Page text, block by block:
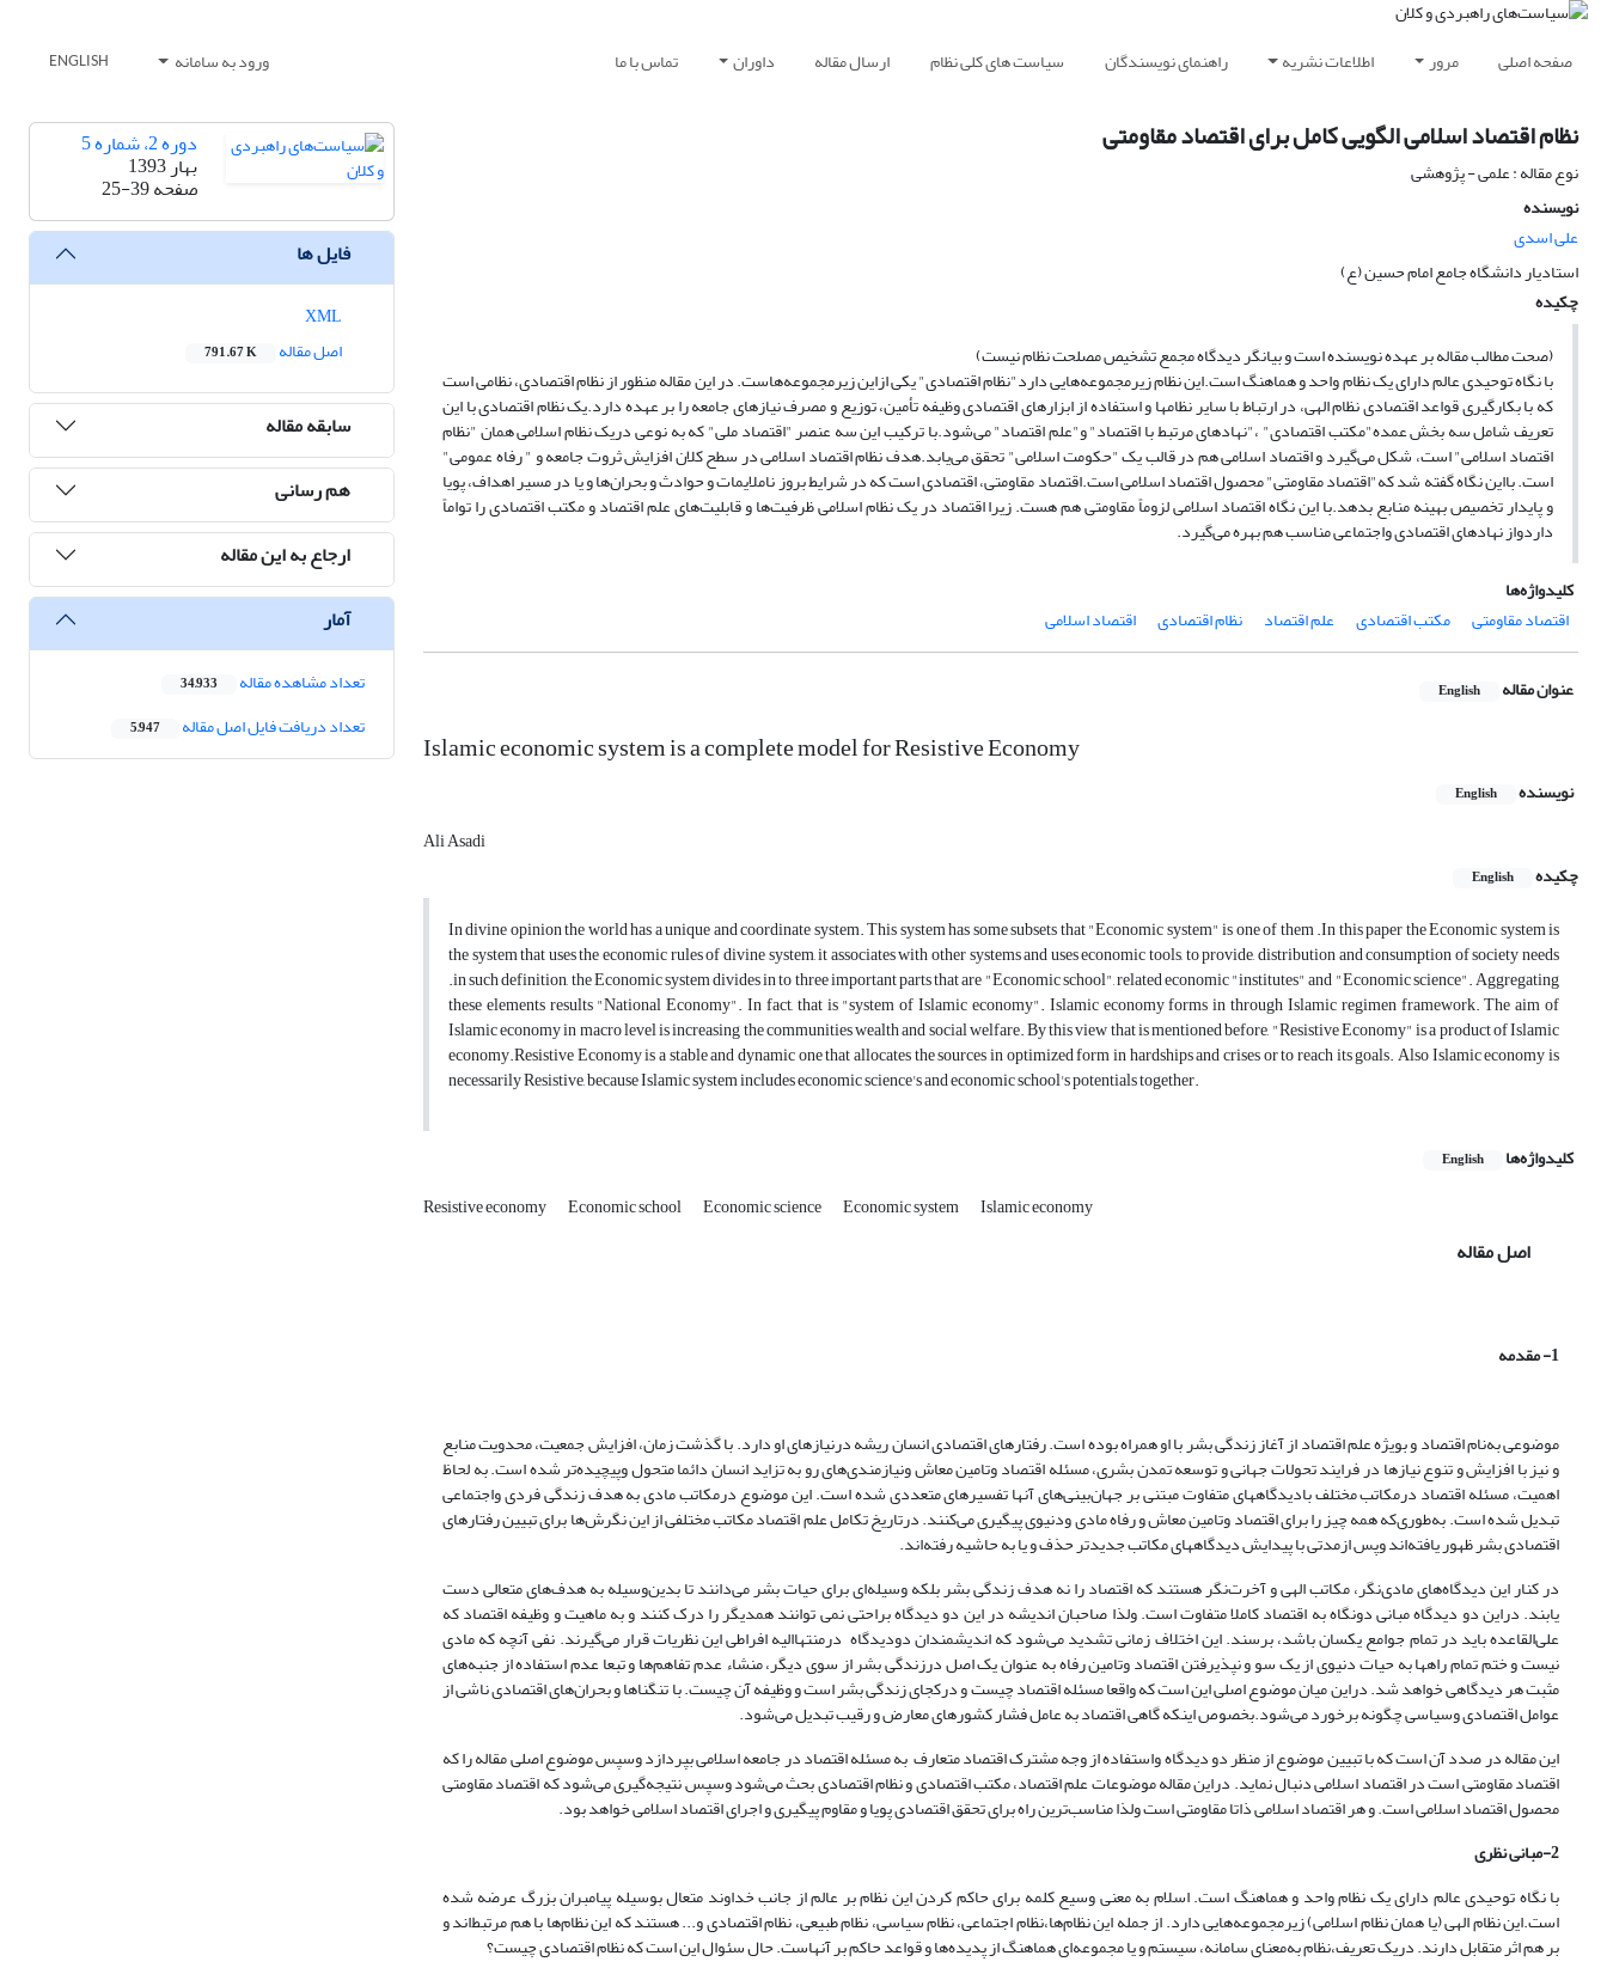
صفحه اصلی مرور اطلاعات نشریه راهنمای نویسندگان سیاست های کلی نظام ارسال مقاله داوران تماس با ما ورود به سامانه ENGLISH
نظام اقتصاد اسلامی الگویی کامل برای اقتصاد مقاومتی
نوع مقاله : علمی - پژوهشی
نویسنده
علی اسدی
استادیار دانشگاه جامع امام حسین (ع)
چکیده
(صحت مطالب مقاله بر عهده نویسنده است و بیانگر دیدگاه مجمع تشخیص مصلحت نظام نیست)
با نگاه توحیدی عالم دارای یک نظام واحد و هماهنگ است.این نظام زیرمجموعه‌هایی دارد"نظام اقتصادی" یکی ازاین‌ زیرمجموعه‌هاست. در این مقاله منظور از نظام اقتصادی، نظامی است
که با بکارگیری قواعد اقتصادی نظام الهی، در ارتباط با سایر نظامها و استفاده از ابزارهای اقتصادی وظیفه تأمین، توزیع و مصرف نیازهای جامعه را بر عهده دارد.یک نظام اقتصادی با این
تعریف شامل سه بخش عمده"مکتب اقتصادی" ،"نهادهای مرتبط با اقتصاد" و"علم اقتصاد" می‌شود.با ترکیب این سه عنصر "اقتصاد ملی" که به نوعی دریک نظام اسلامی همان "نظام
اقتصاد اسلامی" است، شکل می‌گیرد و اقتصاد اسلامی هم در قالب یک "حکومت اسلامی" تحقق می‌یابد.هدف نظام اقتصاد اسلامی در سطح کلان افزایش ثروت جامعه و " رفاه عمومی"
است. بااین نگاه گفته شد که"اقتصاد مقاومتی" محصول اقتصاد اسلامی است.اقتصاد مقاومتی، اقتصادی است که در شرایط بروز ناملایمات و حوادث و بحران‌ها و یا در مسیر اهداف، پویا
و پایدار تخصیص بهینه منابع بدهد.با این نگاه اقتصاد اسلامی لزوماً مقاومتی هم هست. زیرا اقتصاد در یک نظام اسلامی ظرفیت‌ها و قابلیت‌های علم اقتصاد و مکتب اقتصادی را تواماً
داردواز نهادهای اقتصادی واجتماعی مناسب هم بهره می‌گیرد.
کلیدواژه‌ها
اقتصاد مقاومتی
مکتب اقتصادی علم اقتصاد نظام اقتصادی اقتصاد اسلامی
عنوان مقاله English
Islamic economic system is a complete model for Resistive Economy
نویسنده English
Ali Asadi
چکیده
English
In divine opinion the world has a unique and coordinate system. This system has some subsets that "Economic system" is one of them .In this paper the Economic system is
the system that uses the economic rules of divine system, it associates with other systems and uses economic tools, to provide, distribution and consumption of society needs
.in such definition, the Economic system divides in to three important parts that are "Economic school", related economic "institutes" and "Economic science". Aggregating
these elements results "National Economy". In fact, that is "system of Islamic economy". Islamic economy forms in through Islamic regimen framework. The aim of
Islamic economy in macro level is increasing the communities wealth and social welfare. By this view that is mentioned before, "Resistive Economy" is a product of Islamic
economy.Resistive Economy is a stable and dynamic one that allocates the sources in optimized form in hardships and crises or to reach its goals. Also Islamic economy is
necessarily Resistive, because Islamic system includes economic science's and economic school's potentials together.
کلیدواژه‌ها English
Resistive economy Economic school Economic science Economic system Islamic economy
اصل مقاله
1- مقدمه
موضوعی به‌نام اقتصاد و بویژه علم اقتصاد از آغاز زندگی بشر با او همراه بوده است. رفتارهای اقتصادی انسان ریشه درنیازهای او دارد. با گذشت زمان، افزایش جمعیت، محدویت منابع
و نیز با افزایش و تنوع نیازها در فرایند تحولات جهانی و توسعه تمدن بشری، مسئله اقتصاد وتامین معاش ونیازمندی‌‌های رو به تزاید انسان دائما متحول وپیچیده‌تر شده است. به لحاظ
اهمیت، مسئله اقتصاد درمکاتب مختلف بادیدگاههای متفاوت مبتنی بر جهان‌بینی‌های آنها تفسیرهای متعددی شده است. این موضوع درمکاتب مادی به هدف زندگی فردی واجتماعی
تبدیل شده است. به‌طوری‌که همه چیز را برای اقتصاد وتامین معاش و رفاه مادی ودنیوی پیگیری می‌کنند. درتاریخ تکامل علم اقتصاد مکاتب مختلفی از این نگرش‌ها برای تبیین رفتارهای
اقتصادی بشر ظهور یافته‌اند وپس ازمدتی با پیدایش دیدگاههای مکاتب جدیدتر حذف و یا به حاشیه رفته‌اند.
در کنار این دیدگاه‌های مادی‌نگر، مکاتب الهی و آخرت‌نگر هستند که اقتصاد را نه هدف زندگی بشر بلکه وسیله‌ای برای حیات بشر می‌دانند تا بدین‌وسیله به هدف‌های متعالی دست
یابند. دراین دو دیدگاه مبانی دونگاه به اقتصاد کاملا متفاوت است. ولذا صاحبان اندیشه در این دو دیدگاه براحتی نمی توانند همدیگر را درک کنند و به ماهیت و وظیفه اقتصاد که
علی‌القاعده باید در تمام جوامع یکسان باشد، برسند. این اختلاف زمانی تشدید می‌شود که اندیشمندان دودیدگاه درمنتهاالیه افراطی این نظریات قرار می‌گیرند. نفی آنچه که مادی
نیست و ختم تمام راهها به حیات دنیوی از یک سو و نپذیرفتن اقتصاد وتامین رفاه به عنوان یک اصل درزندگی بشر از سوی دیگر، منشاء عدم تفاهم‌ها و تبعا عدم استفاده از جنبه‌های
مثبت هر دیدگاهی خواهد شد. دراین میان موضوع اصلی این است که واقعا مسئله اقتصاد چیست و درکجای زندگی بشر است و وظیفه آن چیست. با تنگناها و بحران‌های اقتصادی ناشی از
عوامل اقتصادی وسیاسی چگونه برخورد می‌شود.بخصوص اینکه گاهی اقتصاد به ‌عامل فشار کشورهای معارض و رقیب تبدیل می‌شود.
این مقاله در صدد آن است که با تبیین موضوع از منظر دو دیدگاه واستفاده از وجه مشترک اقتصاد متعارف به مسئله اقتصاد در جامعه اسلامی بپردازد وسپس موضوع اصلی مقاله را که
اقتصاد مقاومتی است در اقتصاد اسلامی دنبال نماید. دراین مقاله موضوعات علم اقتصاد، مکتب اقتصادی و نظام اقتصادی بحث می‌شود وسپس نتیجه‌گیری می‌شود که اقتصاد مقاومتی
محصول اقتصاد اسلامی است. و هر اقتصاد اسلامی ذاتا مقاومتی است ولذا مناسب‌ترین راه برای تحقق اقتصادی پویا و مقاوم پیگیری و اجرای اقتصاد اسلامی خواهد بود.
2-مبانی نظری
با نگاه توحیدی عالم دارای یک نظام واحد و هماهنگ است. اسلام به معنی وسیع کلمه برای حاکم کردن این نظام بر عالم از جانب خداوند متعال بوسیله پیامبران بزرگ عرضه شده
است.این نظام الهی (یا همان نظام اسلامی) زیرمجموعه‌هایی دارد. از جمله این نظام‌ها،نظام اجتماعی، نظام سیاسی، نظام طبیعی، نظام اقتصادی و... هستند که این نظام‌ها با هم مرتبط‌اند و
بر هم اثر متقابل دارند. دریک تعریف،نظام به‌معنای سامانه، سیستم و یا مجموعه‌ای هماهنگ از پدیده‌ها و قواعد حاکم بر آنهاست. حال سئوال این است که نظام اقتصادی چیست؟
دوره 2، شماره 5
بهار 1393
صفحه25-39
فایل ها
اصل مقاله
791.67 K
سابقه مقاله
هم رسانی
ارجاع به این مقاله
آمار
تعداد مشاهده مقاله 34,933
تعداد دریافت فایل اصل مقاله 5,947